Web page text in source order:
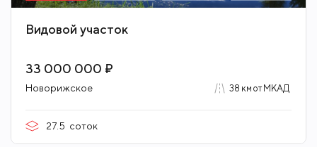
Видовой участок
33 000 000 ₽
Новорижское 38 км от МКАД
27.5 соток